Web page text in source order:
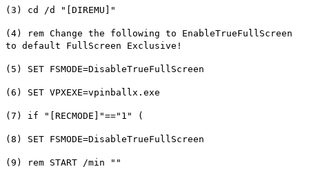
(3) cd /d "[DIREMU]"
(4) rem Change the following to EnableTrueFullScreen
to default FullScreen Exclusive!
(5) SET FSMODE=DisableTrueFullScreen
(6) SET VPXEXE=vpinballx.exe
(7) if "[RECMODE]"=="1" (
(8) SET FSMODE=DisableTrueFullScreen
(9) rem START /min ""